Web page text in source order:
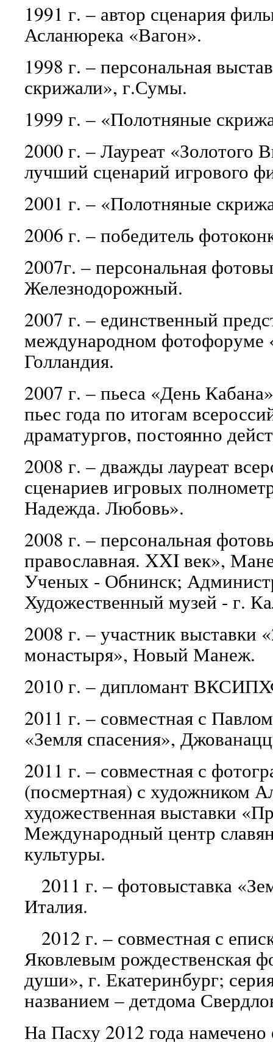
1991 г. – автор сценария
Асланюрека «Вагон».
1998 г. – персональная
скрижали», г.Сумы.
1999 г. – «Полотняные
2000 г. – Лауреат «Золотого
лучший сценарий игрового
2001 г. – «Полотняные
2006 г. – победитель
2007г. – персональная
Железнодорожный.
2007 г. – единственный
международном фотофоруме
Голландия.
2007 г. – пьеса «День
пьес года по итогам
драматургов, постоянно
2008 г. – дважды лауреат
сценариев игровых
Надежда. Любовь».
2008 г. – персональная
православная. XXI век»,
Ученых - Обнинск;
Художественный музей - г.
2008 г. – участник выставки
монастыря», Новый Манеж.
2010 г. – дипломант
2011 г. – совместная с
«Земля спасения»,
2011 г. – совместная с
(посмертная) с художником
художественная выставки
Международный центр
культуры.
2011 г. – фотовыставка
Италия.
2012 г. – совместная с
Яковлевым рождественская
души», г. Екатеринбург;
названием – детдома
На Пасху 2012 года